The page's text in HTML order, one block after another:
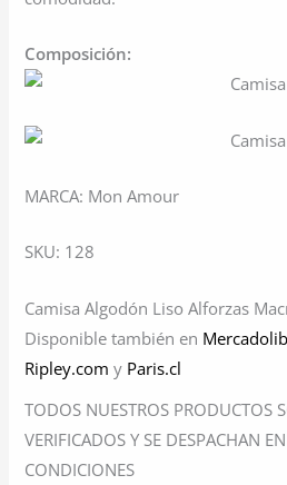
Composición:
MARCA: Mon Amour
SKU: 128
Camisa Algodón Liso Alforzas
Disponible también en
Ripley.com y Paris.cl
TODOS NUESTROS PRODUCTOS
VERIFICADOS Y SE DESPACHAN
CONDICIONES